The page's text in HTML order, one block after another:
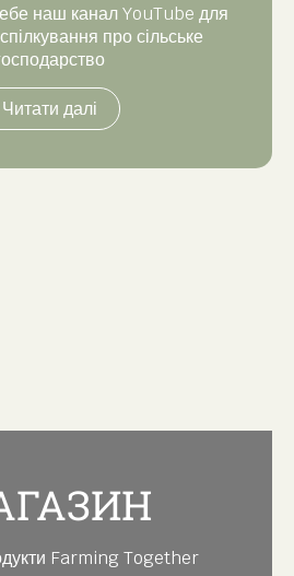
наш канал YouTube для
про сільське
Читати далі
Farming Together